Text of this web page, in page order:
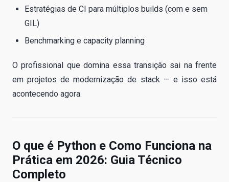
Estratégias de CI para múltiplos builds (com e sem
GIL)
Benchmarking e capacity planning
O profissional que domina essa transição sai na frente
em projetos de modernização de stack — e isso está
acontecendo agora.
O que é Python e Como Funciona na
Prática em 2026: Guia Técnico
Completo